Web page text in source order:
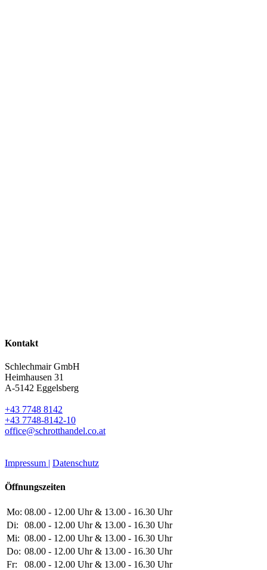
Kontakt
Schlechmair GmbH
Heimhausen 31
A-5142 Eggelsberg
+43 7748 8142
+43 7748-8142-10
office@schrotthandel.co.at
Impressum | Datenschutz
Öffnungszeiten
Mo: 08.00 - 12.00 Uhr & 13.00 - 16.30 Uhr
Di:
08.00 - 12.00 Uhr & 13.00 - 16.30 Uhr
Mi: 08.00 - 12.00 Uhr & 13.00 - 16.30 Uhr
Do: 08.00 - 12.00 Uhr & 13.00 - 16.30 Uhr
Fr:
08.00 - 12.00 Uhr & 13.00 - 16.30 Uhr